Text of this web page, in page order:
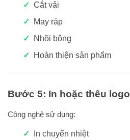
Cắt vải
May ráp
Nhồi bông
Hoàn thiện sản phẩm
Bước 5: In hoặc thêu logo
Công nghệ sử dụng:
In chuyển nhiệt